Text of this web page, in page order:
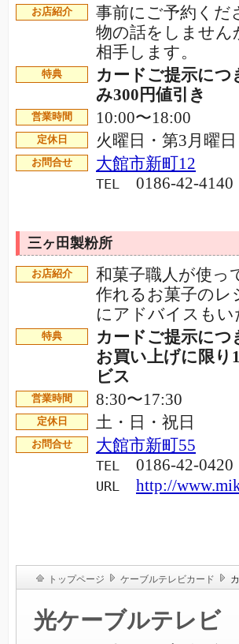
お店紹介
事前にご予約くだ
物の話をしません
相手します。
特典
カードご提示に
み300円値引き
営業時間 10:00〜18:00
定休日 火曜日・第3月曜日
お問合せ 大館市新町12
TEL 0186-42-4140
三ヶ田製粉所
お店紹介
和菓子職人が使っ
作れるお菓子のレ
にアドバイスもい
特典
カードご提示につ
お買い上げに限り
ビス
営業時間 8:30〜17:30
定休日 土・日・祝日
お問合せ 大館市新町55
TEL 0186-42-0420
URL http://
トップページ ケーブルテレビカード
光ケーブルテレビ